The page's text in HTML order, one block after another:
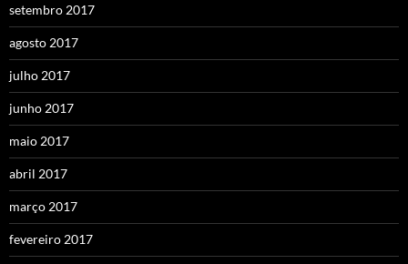
setembro 2017
agosto 2017
julho 2017
junho 2017
maio 2017
abril 2017
março 2017
fevereiro 2017